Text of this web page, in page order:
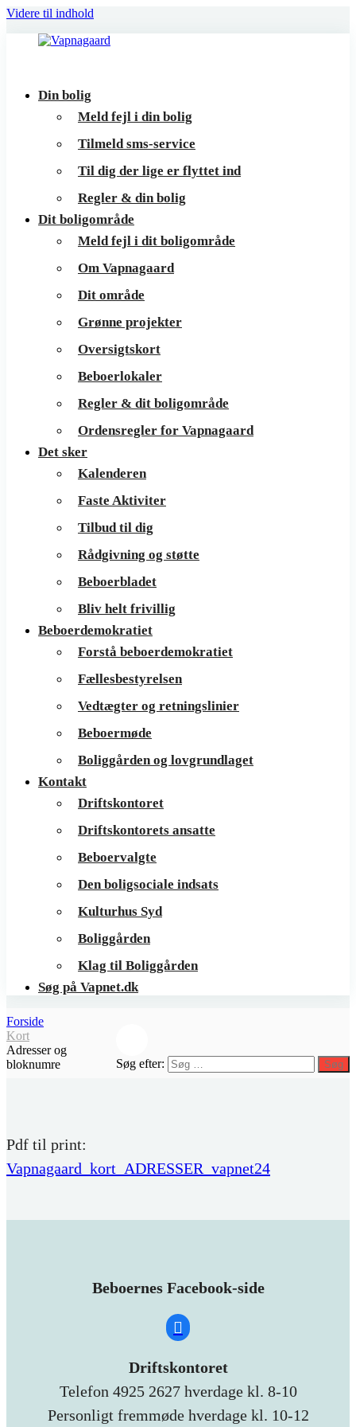
Videre til indhold
Vapnagaard
BoligerDin bolig
Meld fejl i din bolig
Tilmeld sms-service
Til dig der lige er flyttet ind
Regler & din bolig
Dit boligområde
Meld fejl i dit boligområde
Om Vapnagaard
Dit område
Grønne projekter
Oversigtskort
Beboerlokaler
Regler & dit boligområde
Ordensregler for Vapnagaard
Det sker
Kalenderen
Faste Aktiviter
Tilbud til dig
Rådgivning og støtte
Beboerbladet
Bliv helt frivillig
Beboerdemokratiet
Forstå beboerdemokratiet
Fællesbestyrelsen
Vedtægter og retningslinier
Beboermøde
Boliggården og lovgrundlaget
Kontakt
Driftskontoret
Driftskontorets ansatte
Beboervalgte
Den boligsociale indsats
Kulturhus Syd
Boliggården
Klag til Boliggården
Søg på Vapnet.dk
Søg efter: Søg
Forside
Kort
Adresser og
bloknumre
Pdf til print:
Vapnagaard_kort_ADRESSER_vapnet24
Beboernes Facebook-side
Driftskontoret
Telefon 4925 2627 hverdage kl. 8-10
Personligt fremmøde hverdage kl. 10-12